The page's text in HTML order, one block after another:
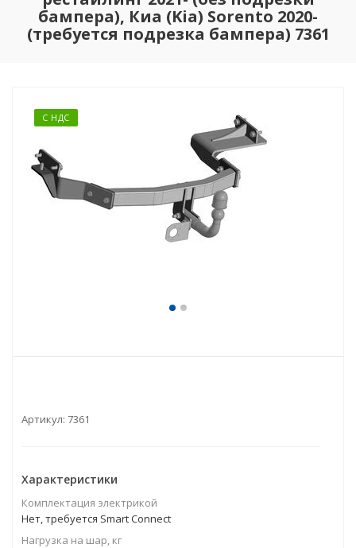
бампера), Киа (Kia) Sorento 2020-
(требуется подрезка бампера) 7361
С НДС
Артикул: 7361
Характеристики
Комплектация электрикой
Нет, требуется Smart Connect
Нагрузка на шар, кг